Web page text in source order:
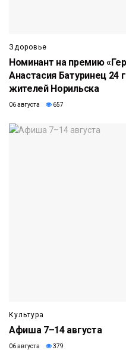
Здоровье
Номинант на премию
Анастасия Батуринец 24
жителей Норильска
06 августа 657
Культура
Афиша 7–14 августа
06 августа 379